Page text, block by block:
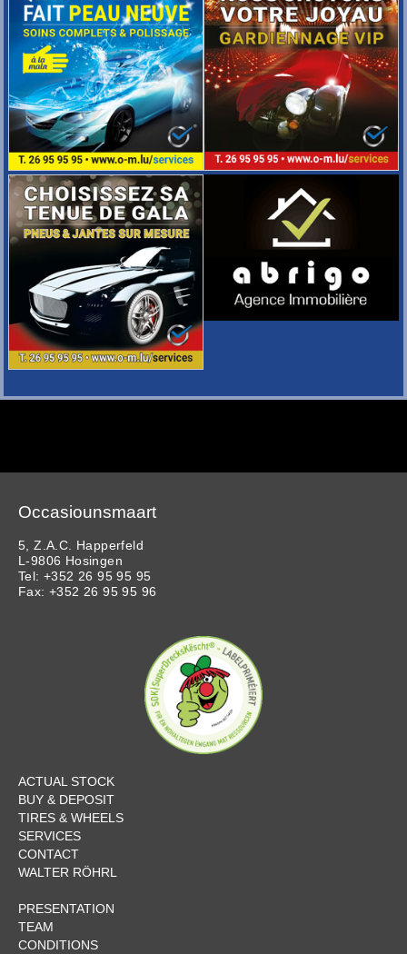
Occasiounsmaart
5, Z.A.C. Happerfeld
L-9806 Hosingen
Tel: +352 26 95 95 95
Fax: +352 26 95 95 96
ACTUAL STOCK
BUY & DEPOSIT
TIRES & WHEELS
SERVICES
CONTACT
WALTER RÖHRL
PRESENTATION
TEAM
CONDITIONS